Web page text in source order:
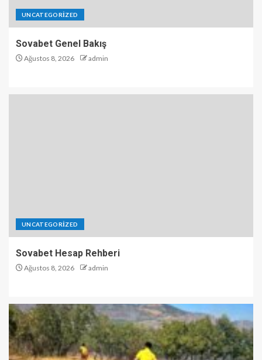
UNCATEGORIZED
Sovabet Genel Bakış
Ağustos 8, 2026 admin
UNCATEGORIZED
Sovabet Hesap Rehberi
Ağustos 8, 2026 admin